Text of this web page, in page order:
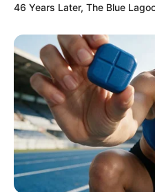
Pronostic
46 Years Later, The Blue